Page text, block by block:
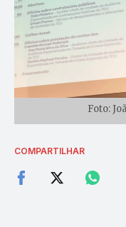
Foto:
COMPARTILHAR